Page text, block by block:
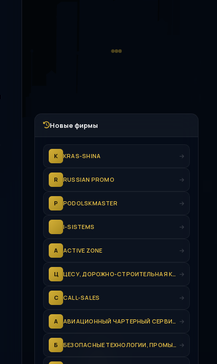
Новые фирмы
K KRAS-SHINA
R RUSSIAN PROMO
P PODOLSKMASTER
I-SISTEMS
A ACTIVE ZONE
Ц ЦЕСУ, ДОРОЖНО-СТРОИТЕЛЬНАЯ КОМПАНИЯ
C CALL-SALES
А АВИАЦИОННЫЙ ЧАРТЕРНЫЙ СЕРВИС - МОСКВА
Б БЕЗОПАСНЫЕ ТЕХНОЛОГИИ, ПРОМЫШЛЕННАЯ ГРУППА